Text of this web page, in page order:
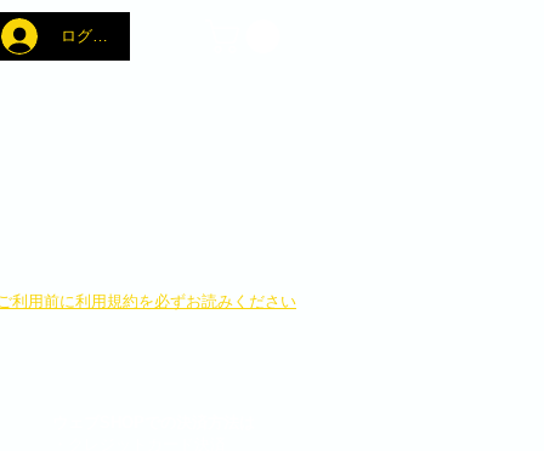
ログイン
利用前に利用規約を必ずお読みください